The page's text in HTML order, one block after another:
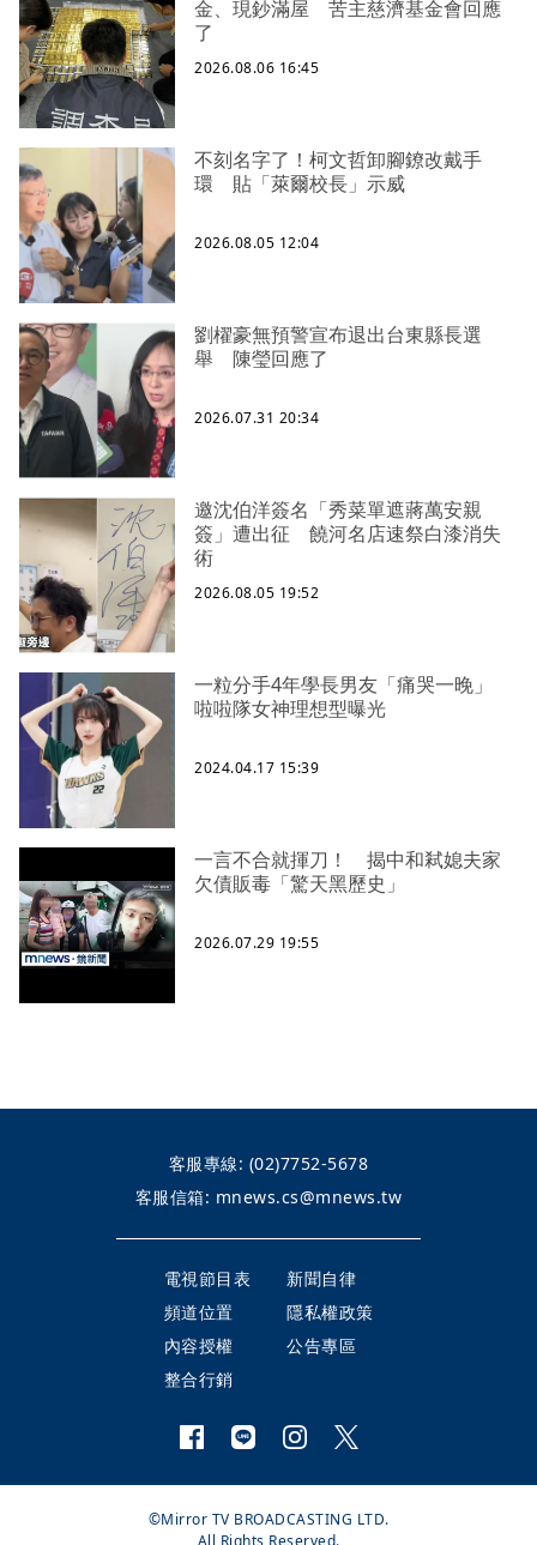
金、現鈔滿屋 苦主慈濟基金會回應
了
2026.08.06 16:45
不刻名字了！柯文哲卸腳鐐改戴手
環 貼「萊爾校長」示威
2026.08.05 12:04
劉櫂豪無預警宣布退出台東縣長選
舉 陳瑩回應了
2026.07.31 20:34
邀沈伯洋簽名「秀菜單遮蔣萬安親
簽」遭出征 饒河名店速祭白漆消失
術
2026.08.05 19:52
一粒分手4年學長男友「痛哭一晚」
啦啦隊女神理想型曝光
2024.04.17 15:39
一言不合就揮刀！ 揭中和弒媳夫家
欠債販毒「驚天黑歷史」
2026.07.29 19:55
客服專線: (02)7752-5678
客服信箱: mnews.cs@mnews.tw
電視節目表
新聞自律
頻道位置
隱私權政策
內容授權
公告專區
整合行銷
©Mirror TV BROADCASTING LTD.
All Rights Reserved.